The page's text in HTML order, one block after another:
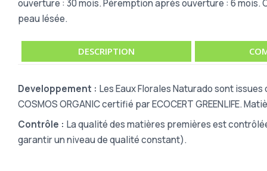
ouverture : 30 mois. Péremption après ouverture : 6
peau lésée.
DESCRIPTION
Developpement : Les Eaux Florales Naturado sont
COSMOS ORGANIC certifié par ECOCERT GREENLIFE.
Contrôle : La qualité des matières premières est
garantir un niveau de qualité constant).